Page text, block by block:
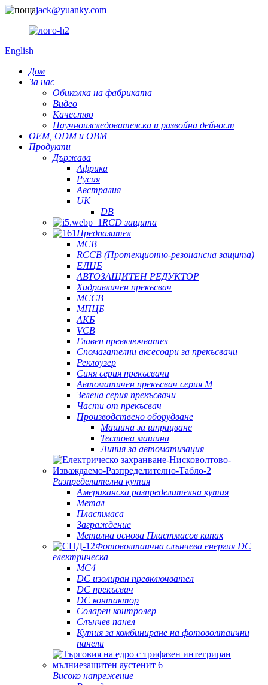
jack@yuanky.com
English
Дом
За нас
Обиколка на фабриката
Видео
Качество
Научноизследователска и развойна дейност
OEM, ODM и OBM
Продукти
Държава
Африка
Русия
Австралия
UK
DB
RCD защита
Предпазител
MCB
RCCB (Протекционно-резонансна защита)
ЕЛЦБ
АВТОЗАЩИТЕН РЕДУКТОР
Хидравличен прекъсвач
MCCB
МПЦБ
АКБ
VCB
Главен превключвател
Спомагателни аксесоари за прекъсвачи
Реклоузер
Синя серия прекъсвачи
Автоматичен прекъсвач серия M
Зелена серия прекъсвачи
Части от прекъсвач
Производствено оборудване
Машина за шприцване
Тестова машина
Линия за автоматизация
Разпределителна кутия
Американска разпределителна кутия
Метал
Пластмаса
Заграждение
Метална основа Пластмасов капак
Фотоволтаична слънчева енергия DC
електрическа
MC4
DC изолиран превключвател
DC прекъсвач
DC контактор
Соларен контролер
Слънчев панел
Кутия за комбиниране на фотоволтаични
панели
Високо напрежение